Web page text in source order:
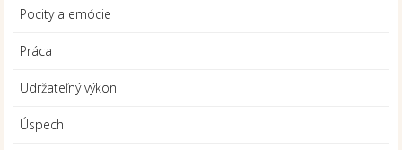
Pocity a emócie
Práca
Udržateľný výkon
Úspech